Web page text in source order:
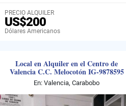
PRECIO ALQUILER
US$200
Dólares Americanos
Local en Alquiler en el Centro de
Valencia C.C. Melocotón IG-9878595
En: Valencia, Carabobo